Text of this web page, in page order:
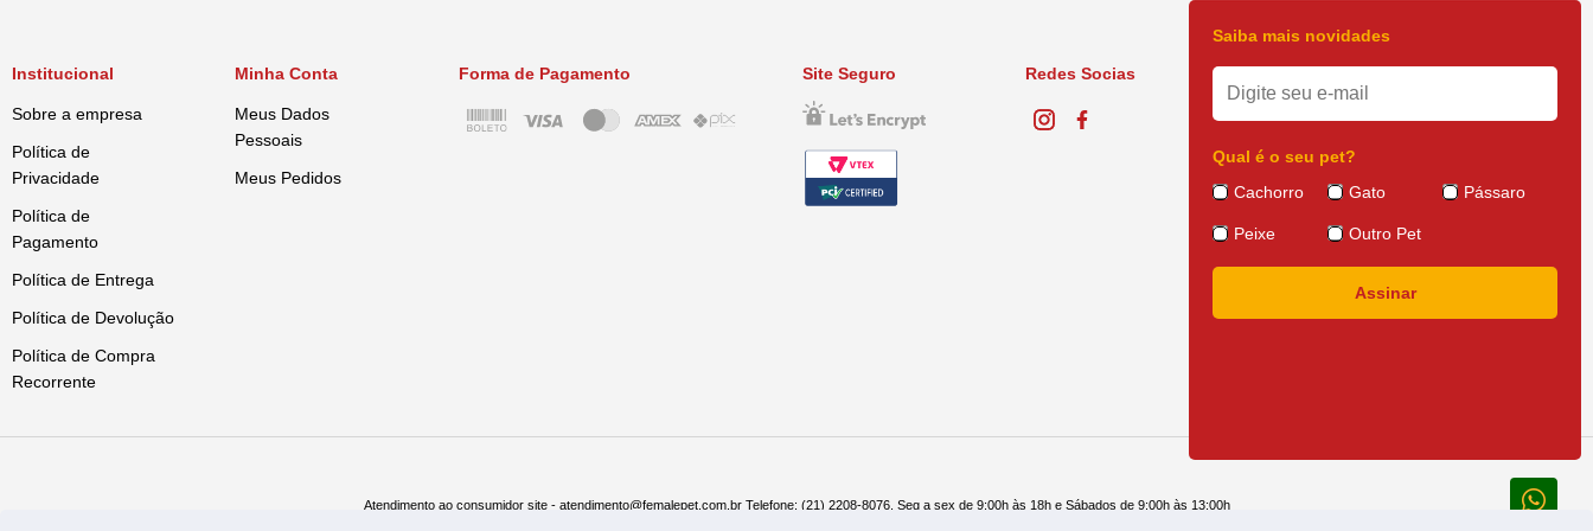
Institucional
Sobre a empresa
Política de
Privacidade
Política de
Pagamento
Política de Entrega
Política de Devolução
Política de Compra
Recorrente
Minha Conta
Meus Dados
Pessoais
Meus Pedidos
Forma de Pagamento Site Seguro Redes Socias
Saiba mais novidades
Qual é o seu pet?
Cachorro
Gato Pássaro
Peixe Outro Pet
Atendimento ao consumidor site - atendimento@femalepet.com.br Telefone: (21) 2208-8076. Seg a sex de 9:00h às 18h e Sábados de 9:00h às 13:00h